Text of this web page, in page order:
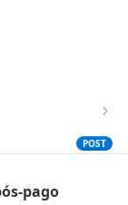
POST
POST
pago